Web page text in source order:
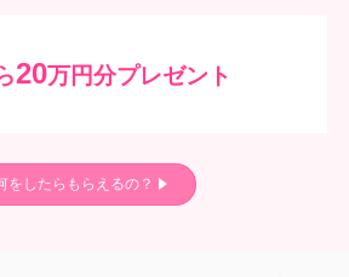
20万円分プレゼント
をしたらもらえるの？